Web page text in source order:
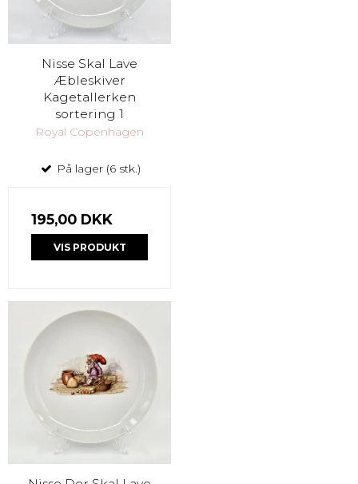
Nisse Skal Lave
Æbleskiver
Kagetallerken
sortering 1
Royal Copenhagen
På lager (6 stk.)
195,00 DKK
VIS PRODUKT